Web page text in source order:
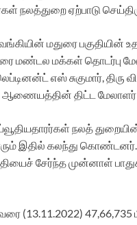
நலத்துறை ஏற்பாடு
மதுரை பகுதியின்
மண்டல மக்கள் தொடர்பு
எஸ் சுகுமார்,
திட்ட
நலத்
இதில் கலந்து கொண்டனர்.
சேர்ந்த முன்னாள்
(13.11.2022)